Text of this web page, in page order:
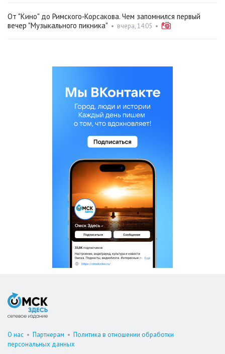
От "Кино" до Римского‑Корсакова. Чем запомнился первый
вечер "Музыкального пикника" • вчера, 14:05 •
О нас • Партнерам • Политика в отношении обработки
персональных данных